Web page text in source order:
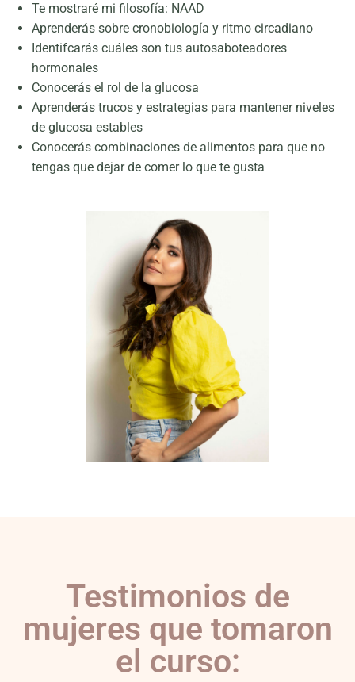
Te mostraré mi filosofía: NAAD
Aprenderás sobre cronobiología y ritmo circadiano
Identifcarás cuáles son tus autosaboteadores
hormonales
Conocerás el rol de la glucosa
Aprenderás trucos y estrategias para mantener niveles
de glucosa estables
Conocerás combinaciones de alimentos para que no
tengas que dejar de comer lo que te gusta
Testimonios de
mujeres que tomaron
el curso: